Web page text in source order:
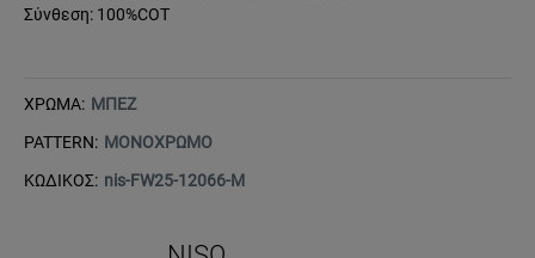
Σύνθεση: 100%COT
ΧΡΩΜΑ: ΜΠΕΖ
PATTERN: ΜΟΝΟΧΡΩΜΟ
ΚΩΔΙΚΟΣ: nis-FW25-12066-M